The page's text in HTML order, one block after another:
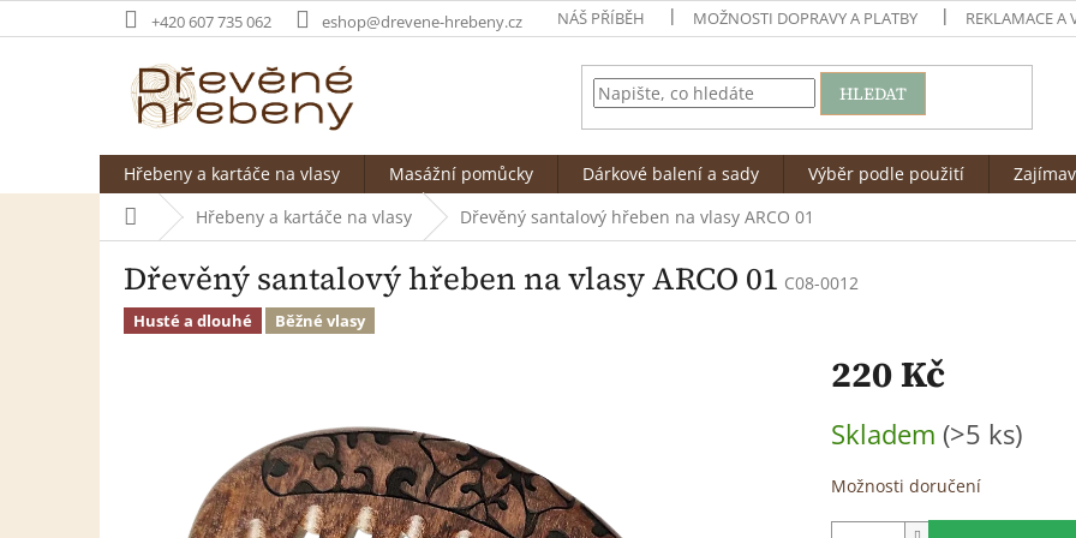
na
+420 607 735 062 eshop@drevene-hrebeny.cz NÁŠ PŘÍBĚH MOŽNOSTI DOPRAVY A PLATBY REKLAMACE A
HLEDAT
Hřebeny a kartáče na vlasy Masážní pomůcky Dárkové balení a sady Výběr podle použití
Domů Hřebeny a kartáče na vlasy Dřevěný santalový hřeben na vlasy ARCO 01
Dřevěný santalový hřeben na vlasy ARCO 01 C08-0012
Husté a dlouhé Běžné vlasy
220 Kč
cena:
Skladem (>5 ks)
Možnosti doručení